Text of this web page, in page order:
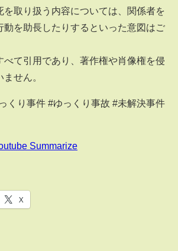
取り扱う内容については、関係者を
動を助長したりするといった意図はご
て引用であり、著作権や肖像権を侵
せん。
くり事件 #ゆっくり事故 #未解決事件
Summarize
X